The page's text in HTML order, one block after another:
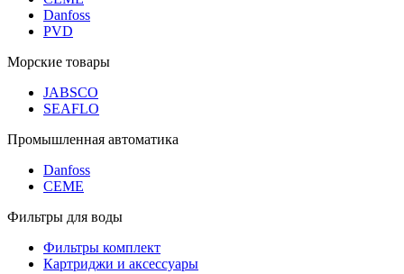
Danfoss
PVD
Морские товары
JABSCO
SEAFLO
Промышленная автоматика
Danfoss
CEME
Фильтры для воды
Фильтры комплект
Картриджи и аксессуары